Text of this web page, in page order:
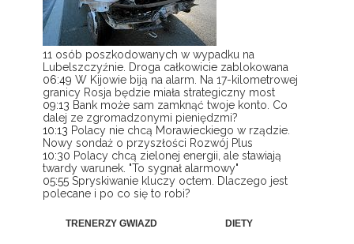
11 osób poszkodowanych w wypadku na
Lubelszczyźnie. Droga całkowicie zablokowana
06:49 W Kijowie biją na alarm. Na 17-kilometrowej
granicy Rosja będzie miała strategiczny most
09:13 Bank może sam zamknąć twoje konto. Co
dalej ze zgromadzonymi pieniędzmi?
10:13 Polacy nie chcą Morawieckiego w rządzie.
Nowy sondaż o przyszłości Rozwój Plus
10:30 Polacy chcą zielonej energii, ale stawiają
twardy warunek. "To sygnał alarmowy"
05:55 Spryskiwanie kluczy octem. Dlaczego jest
polecane i po co się to robi?
TRENERZY GWIAZD DIETY